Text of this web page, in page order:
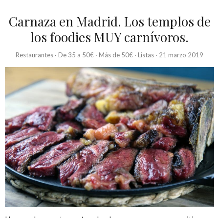
Carnaza en Madrid. Los templos de
los foodies MUY carnívoros.
Restaurantes · De 35 a 50€ · Más de 50€ · Listas · 21 marzo 2019